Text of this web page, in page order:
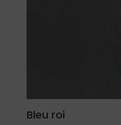
Bleu roi